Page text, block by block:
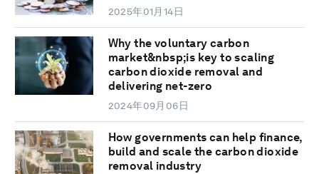
2025年01月14日
Why the voluntary carbon
market&nbsp;is key to scaling
carbon dioxide removal and
delivering net-zero
2024年09月06日
How governments can help finance,
build and scale the carbon dioxide
removal industry